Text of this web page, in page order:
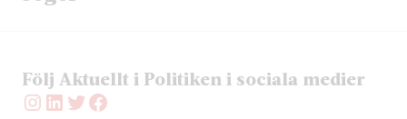
Följ Aktuellt i Politiken i sociala medier
Instagram
LinkedIn
Twitter
Facebook